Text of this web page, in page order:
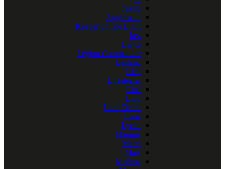
Jakiro
Juggernaut
Keeper of The Light
kez
Largo
Legion Commander
Leshrac
Lich
Lifestealer
Lina
Lion
Lone Druid
Luna
Lycan
Magnus
Marci
Mars
Medusa